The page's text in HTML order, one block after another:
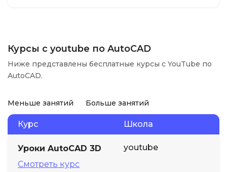
Курсы с youtube по AutoCAD
Ниже представлены бесплатные курсы с YouTube по
AutoCAD.
Меньше занятий Больше занятий
Курс Школа
Уроки AutoCAD 3D
Смотреть курс
youtube